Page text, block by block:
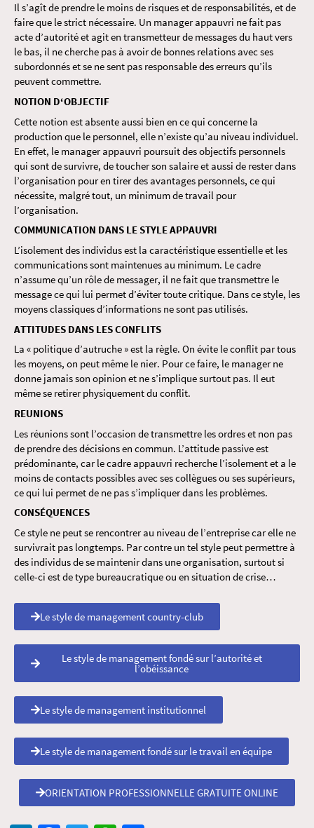
Il s’agît de prendre le moins de risques et de responsabilités, et de
faire que le strict nécessaire. Un manager appauvri ne fait pas
acte d’autorité et agit en transmetteur de messages du haut vers
le bas, il ne cherche pas à avoir de bonnes relations avec ses
subordonnés et se ne sent pas responsable des erreurs qu’ils
peuvent commettre.
NOTION D‘OBJECTIF
Cette notion est absente aussi bien en ce qui concerne la
production que le personnel, elle n’existe qu’au niveau individuel.
En effet, le manager appauvri poursuit des objectifs personnels
qui sont de survivre, de toucher son salaire et aussi de rester dans
l’organisation pour en tirer des avantages personnels, ce qui
nécessite, malgré tout, un minimum de travail pour
l’organisation.
COMMUNICATION DANS LE STYLE APPAUVRI
L’isolement des individus est la caractéristique essentielle et les
communications sont maintenues au minimum. Le cadre
n’assume qu’un rôle de messager, il ne fait que transmettre le
message ce qui lui permet d’éviter toute critique. Dans ce style, les
moyens classiques d’informations ne sont pas utilisés.
ATTITUDES DANS LES CONFLITS
La « politique d’autruche » est la règle. On évite le conflit par tous
les moyens, on peut même le nier. Pour ce faire, le manager ne
donne jamais son opinion et ne s’implique surtout pas. Il eut
même se retirer physiquement du conflit.
REUNIONS
Les réunions sont l’occasion de transmettre les ordres et non pas
de prendre des décisions en commun. L’attitude passive est
prédominante, car le cadre appauvri recherche l’isolement et a le
moins de contacts possibles avec ses collègues ou ses supérieurs,
ce qui lui permet de ne pas s’impliquer dans les problèmes.
CONSÉQUENCES
Ce style ne peut se rencontrer au niveau de l’entreprise car elle ne
survivrait pas longtemps. Par contre un tel style peut permettre à
des individus de se maintenir dans une organisation, surtout si
celle-ci est de type bureaucratique ou en situation de crise…
Le style de management country-club
Le style de management fondé sur l’autorité et
l’obéissance
Le style de management institutionnel
Le style de management fondé sur le travail en équipe
ORIENTATION PROFESSIONNELLE GRATUITE ONLINE